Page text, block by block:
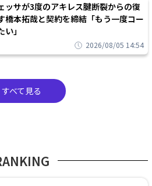
ッサが3度のアキレス腱断裂からの復
橋本拓哉と契約を締結「もう一度コー
い」
2026/08/05 14:54
すべて見る